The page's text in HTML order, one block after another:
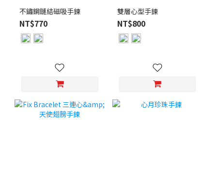
不鏽鋼鏈結磁吸手鍊
NT$770
雙層心型手鍊
NT$800